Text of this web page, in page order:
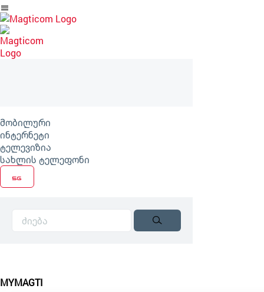
არტიკლზე
გადასვლა
მობილური
ინტერნეტი
ტელევიზია
სახლის ტელეფონი
MYMAGTI